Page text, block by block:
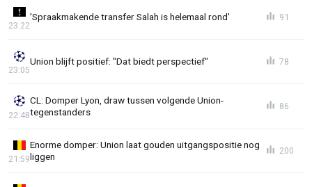
'Spraakmakende transfer Salah is helemaal rond'
23:22
91
Union blijft positief: "Dat biedt perspectief"
23:05
78
CL: Domper Lyon, draw tussen volgende Union-
tegenstanders
22:48
86
Enorme domper: Union laat gouden uitgangspositie nog
liggen
21:59
200